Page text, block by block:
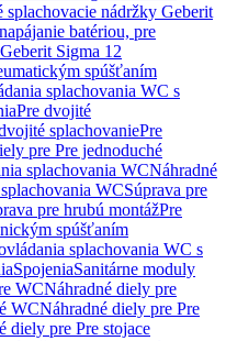
splachovacie nádržky Geberit
batériou, pre
Sigma 12
spúšťaním
splachovania WC s
Pre dvojité
splachovaniePre
pre Pre jednoduché
splachovania WCNáhradné
WCSúprava pre
pre hrubú montážPre
spúšťaním
splachovania WC s
SpojeniaSanitárne moduly
WCNáhradné diely pre
WCNáhradné diely pre Pre
diely pre Pre stojace